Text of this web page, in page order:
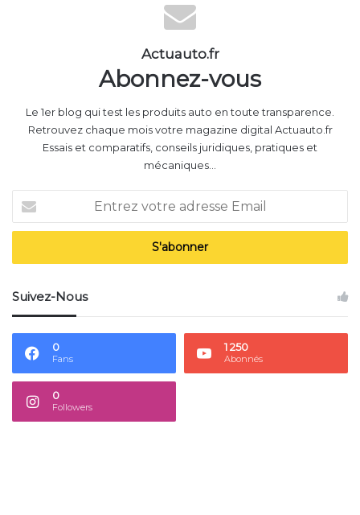
Actuauto.fr
Abonnez-vous
Le 1er blog qui test les produits auto en toute transparence.
Retrouvez chaque mois votre magazine digital Actuauto.fr
Essais et comparatifs, conseils juridiques, pratiques et
mécaniques...
votre
adresse
Suivez-Nous
0
Fans
1 250
Abonnés
0
Followers